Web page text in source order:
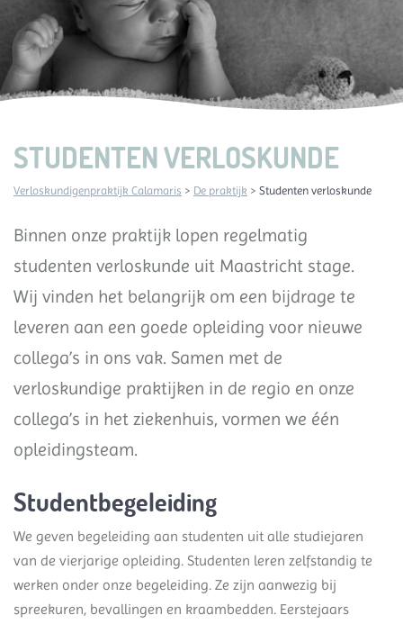
STUDENTEN VERLOSKUNDE
Verloskundigenpraktijk Calamaris > De praktijk > Studenten verloskunde
Binnen onze praktijk lopen regelmatig
studenten verloskunde uit Maastricht stage.
Wij vinden het belangrijk om een bijdrage te
leveren aan een goede opleiding voor nieuwe
collega’s in ons vak. Samen met de
verloskundige praktijken in de regio en onze
collega’s in het ziekenhuis, vormen we één
opleidingsteam.
Studentbegeleiding
We geven begeleiding aan studenten uit alle studiejaren
van de vierjarige opleiding. Studenten leren zelfstandig te
werken onder onze begeleiding. Ze zijn aanwezig bij
spreekuren, bevallingen en kraambedden. Eerstejaars